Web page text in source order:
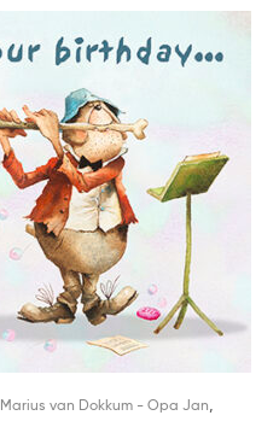
Marius van Dokkum - Opa Jan,